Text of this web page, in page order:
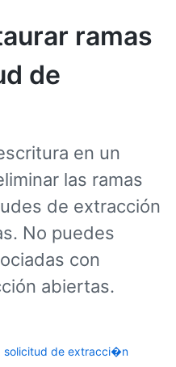
ramas
de
solicitud de extracci�n
en un
las ramas
de extracción
No puedes
con
abiertas.